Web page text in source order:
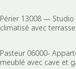
Périer 13008 — Studio
climatisé avec terrasse
Pasteur 06000-
meublé avec cave et